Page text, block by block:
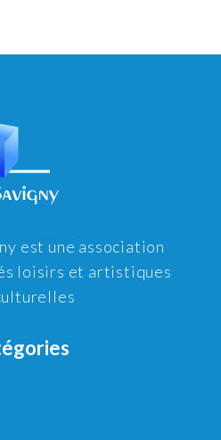
est une association
loisirs et artistiques